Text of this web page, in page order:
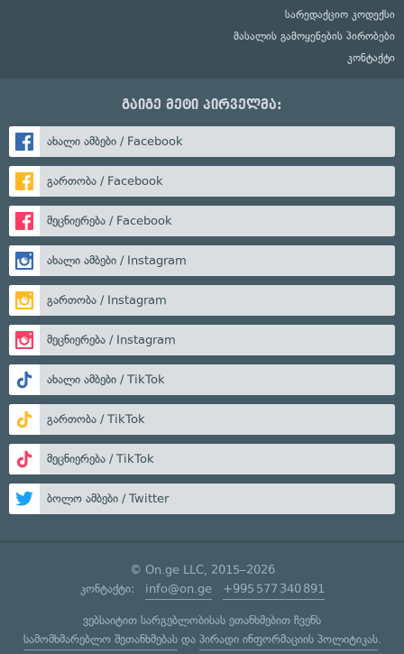
სარედაქციო კოდექსი
მასალის გამოყენების პირობები
კონტაქტი
გაიგე მეტი პირველმა:
ახალი ამბები / Facebook
გართობა / Facebook
მეცნიერება / Facebook
ახალი ამბები / Instagram
გართობა / Instagram
მეცნიერება / Instagram
ახალი ამბები / TikTok
გართობა / TikTok
მეცნიერება / TikTok
ბოლო ამბები / Twitter
© On.ge LLC, 2015–2026
კონტაქტი: info@on.ge +995 577 340 891
ვებსაიტით სარგებლობისას ეთანხმებით ჩვენს
სამომხმარებლო შეთანხმებასდა პირადი ინფორმაციის პოლიტიკას.